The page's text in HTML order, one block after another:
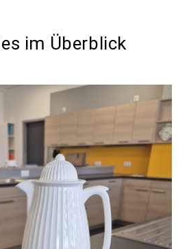
im Überblick